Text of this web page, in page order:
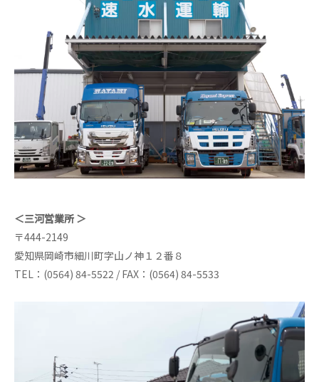
＜三河営業所 ＞
〒444-2149
愛知県岡崎市細川町字山ノ神１２番８
TEL：(0564) 84-5522 / FAX：(0564) 84-5533